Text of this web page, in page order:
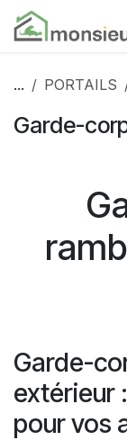
Se rendre au
... PORTAILS
Garde-
Garde-
extérieur
pour vos